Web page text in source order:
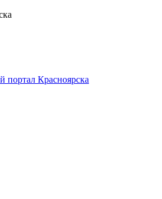
портал Красноярска